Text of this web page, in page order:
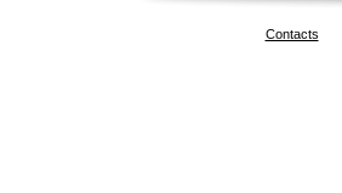
Contacts